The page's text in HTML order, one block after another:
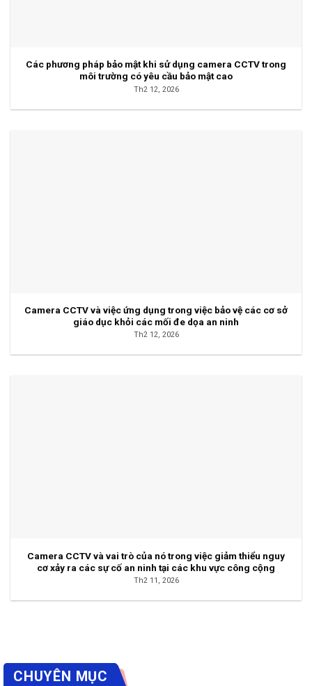
Các phương pháp bảo mật khi sử dụng camera CCTV trong
môi trường có yêu cầu bảo mật cao
Th2 12, 2026
Camera CCTV và việc ứng dụng trong việc bảo vệ các cơ sở
giáo dục khỏi các mối đe dọa an ninh
Th2 12, 2026
Camera CCTV và vai trò của nó trong việc giảm thiểu nguy
cơ xảy ra các sự cố an ninh tại các khu vực công cộng
Th2 11, 2026
CHUYÊN MỤC